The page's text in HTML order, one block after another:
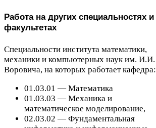
Работа на других специальностях и
факультетах
Специальности института математики,
механики и компьютерных наук им. И.И.
Воровича, на которых работает кафедра:
01.03.01 — Математика
01.03.03 — Механика и
математическое моделирование,
02.03.02 — Фундаментальная